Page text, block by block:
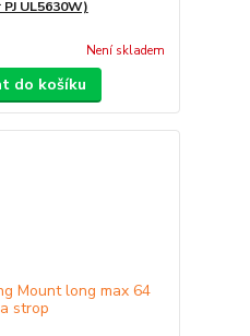
UL5630W)
Není skladem
do košíku